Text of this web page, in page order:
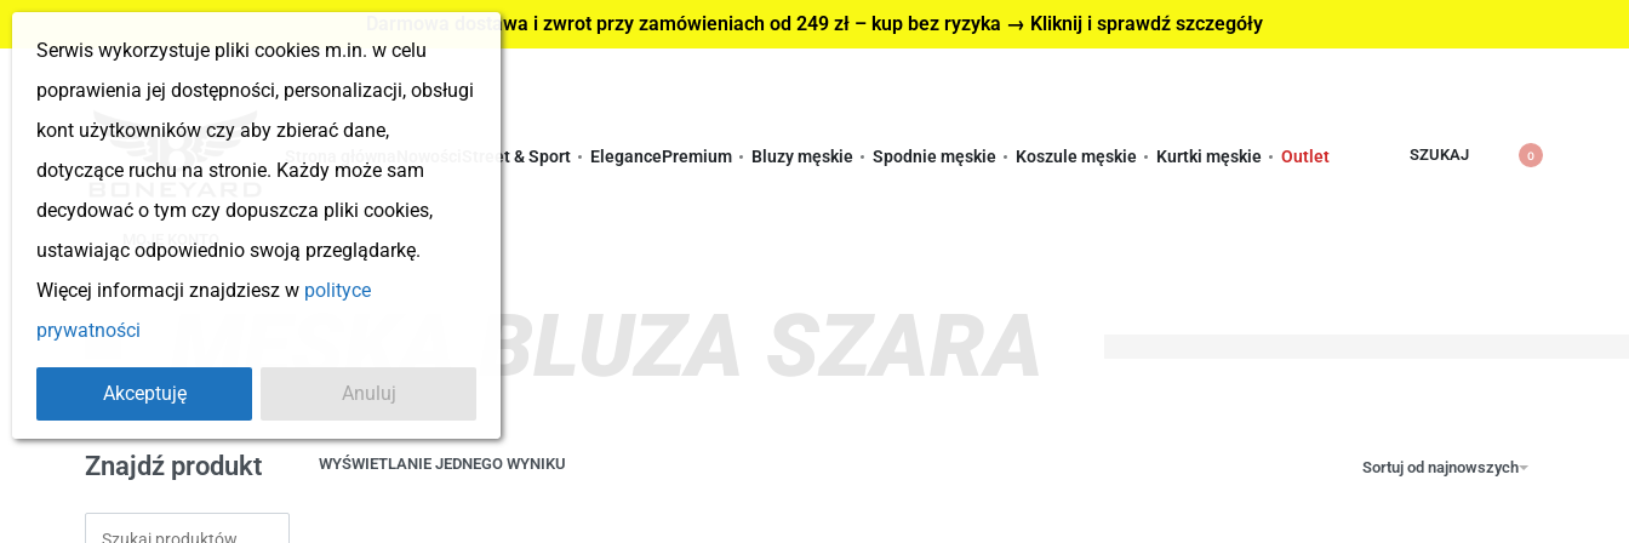
Darmowa dostawa i zwrot przy zamówieniach od 249 zł – kup bez ryzyka → Kliknij i sprawdź szczegóły
Street & Sport ElegancePremium Bluzy męskie Spodnie męskie Koszule męskie Kurtki męskie Outlet SZUKAJ 0
MOJE KONTO
MĘSKA BLUZA SZARA
Znajdź produkt WYŚWIETLANIE JEDNEGO WYNIKU Sortuj od najnowszych
Serwis wykorzystuje pliki cookies m.in. w celu
poprawienia jej dostępności, personalizacji, obsługi
kont użytkowników czy aby zbierać dane,
dotyczące ruchu na stronie. Każdy może sam
decydować o tym czy dopuszcza pliki cookies,
ustawiając odpowiednio swoją przeglądarkę.
Więcej informacji znajdziesz w polityce
prywatności
Akceptuję Anuluj